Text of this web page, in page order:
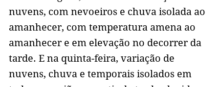
nuvens, com nevoeiros e chuva isolada ao
amanhecer, com temperatura amena ao
amanhecer e em elevação no decorrer da
tarde. E na quinta-feira, variação de
nuvens, chuva e temporais isolados em